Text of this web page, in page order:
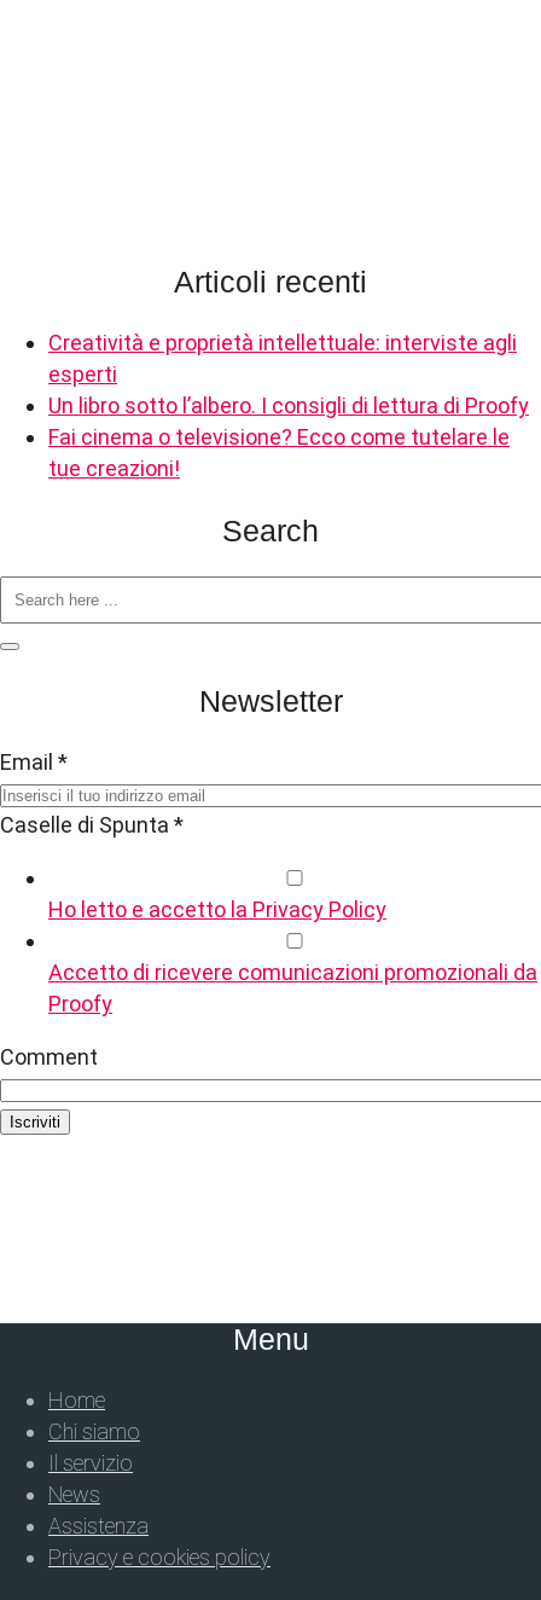
Articoli recenti
Creatività e proprietà intellettuale: interviste agli
esperti
Un libro sotto l’albero. I consigli di lettura di Proofy
Fai cinema o televisione? Ecco come tutelare le
tue creazioni!
Search
Newsletter
Email *
Caselle di Spunta *
Ho letto e accetto la Privacy Policy
Accetto di ricevere comunicazioni promozionali da
Proofy
Comment
Iscriviti
Menu
Home
Chi siamo
Il servizio
News
Assistenza
Privacy e cookies policy